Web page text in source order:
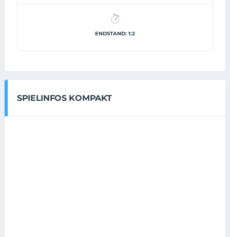
ENDSTAND: 1:2
SPIELINFOS KOMPAKT